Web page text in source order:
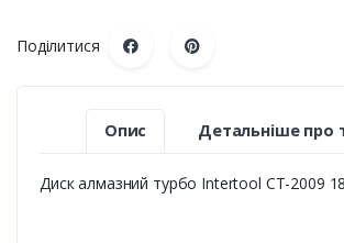
Поділитися
Опис Детальніше про
Диск алмазний турбо Intertool CT-2009